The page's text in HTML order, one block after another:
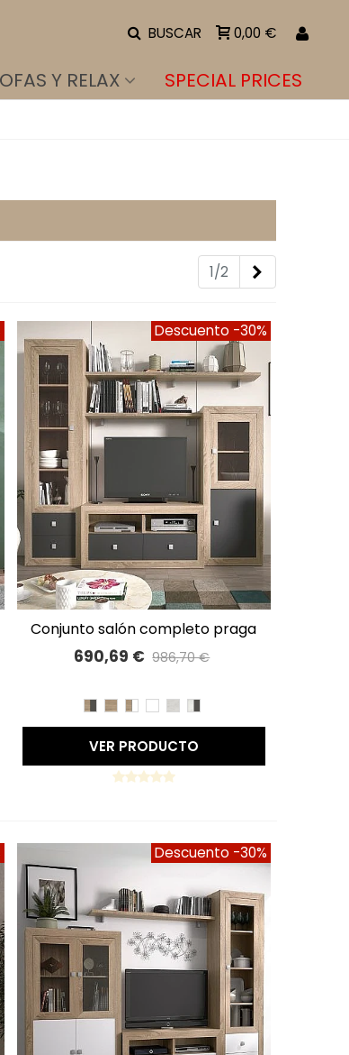
BUSCAR 0,00 €
Y RELAX SPECIAL PRICES
1/2
Descuento -30%
A LISTA DE DESEOS
conjunto salón completo praga
240cm 49
690,69 € 986,70 €
CAMBRIAN/PIZARRA
CAMBRIAN
CAMBRIAN/BLANCO
BLANCO
TIBETTIBET/PIZARRA
VER PRODUCTO
Descuento -30%